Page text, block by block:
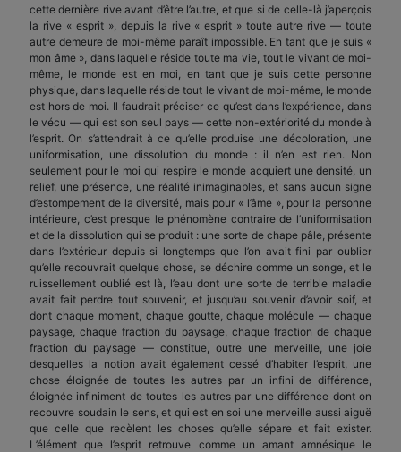
cette dernière rive avant d’être l’autre, et que si de celle-là j’aperçois
la rive « esprit », depuis la rive « esprit » toute autre rive — toute
autre demeure de moi-même paraît impossible. En tant que je suis «
mon âme », dans laquelle réside toute ma vie, tout le vivant de moi-
même, le monde est en moi, en tant que je suis cette personne
physique, dans laquelle réside tout le vivant de moi-même, le monde
est hors de moi. Il faudrait préciser ce qu’est dans l’expérience, dans
le vécu — qui est son seul pays — cette non-extériorité du monde à
l’esprit. On s’attendrait à ce qu’elle produise une décoloration, une
uniformisation, une dissolution du monde : il n’en est rien. Non
seulement pour le moi qui respire le monde acquiert une densité, un
relief, une présence, une réalité inimaginables, et sans aucun signe
d’estompement de la diversité, mais pour « l’âme », pour la personne
intérieure, c’est presque le phénomène contraire de l’uniformisation
et de la dissolution qui se produit : une sorte de chape pâle, présente
dans l’extérieur depuis si longtemps que l’on avait fini par oublier
qu’elle recouvrait quelque chose, se déchire comme un songe, et le
ruissellement oublié est là, l’eau dont une sorte de terrible maladie
avait fait perdre tout souvenir, et jusqu’au souvenir d’avoir soif, et
dont chaque moment, chaque goutte, chaque molécule — chaque
paysage, chaque fraction du paysage, chaque fraction de chaque
fraction du paysage — constitue, outre une merveille, une joie
desquelles la notion avait également cessé d’habiter l’esprit, une
chose éloignée de toutes les autres par un infini de différence,
éloignée infiniment de toutes les autres par une différence dont on
recouvre soudain le sens, et qui est en soi une merveille aussi aiguë
que celle que recèlent les choses qu’elle sépare et fait exister.
L’élément que l’esprit retrouve comme un amant amnésique le